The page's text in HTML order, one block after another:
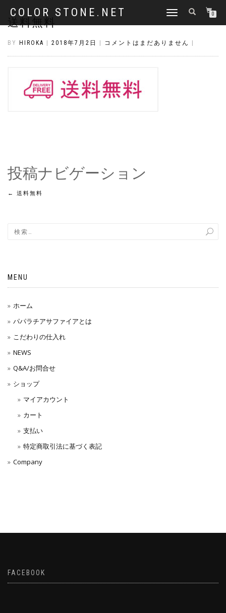
COLOR STONE.NET
ナ
ー
0
送料無料
BY HIROKA 2018年7月2日 コメントはまだありません
投稿ナビゲーション
← 送料無料
MENU
ホーム
パパラチアサファイアとは
こだわりの仕入れ
NEWS
Q&A/お問合せ
ショップ
マイアカウント
カート
支払い
特定商取引法に基づく表記
Company
FACEBOOK